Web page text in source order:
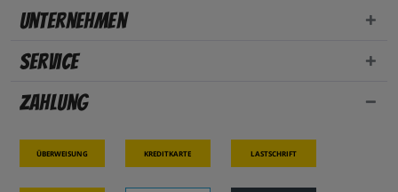
Unternehmen
Service
Zahlung
Überweisung Kreditkarte Lastschrift